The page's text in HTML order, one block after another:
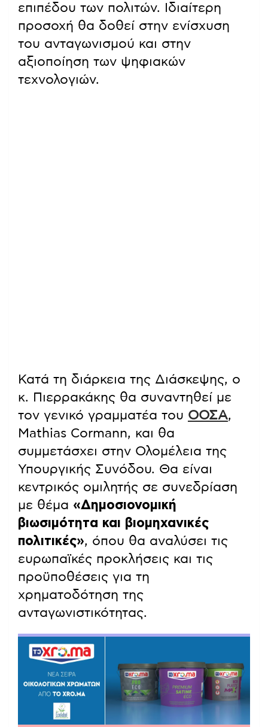
επιπέδου των πολιτών. Ιδιαίτερη
προσοχή θα δοθεί στην ενίσχυση
του ανταγωνισμού και στην
αξιοποίηση των ψηφιακών
τεχνολογιών.
Κατά τη διάρκεια της Διάσκεψης, ο
κ. Πιερρακάκης θα συναντηθεί με
τον γενικό γραμματέα του ΟΟΣΑ,
Mathias Cormann, και θα
συμμετάσχει στην Ολομέλεια της
Υπουργικής Συνόδου. Θα είναι
κεντρικός ομιλητής σε συνεδρίαση
με θέμα «Δημοσιονομική
βιωσιμότητα και βιομηχανικές
πολιτικές», όπου θα αναλύσει τις
ευρωπαϊκές προκλήσεις και τις
προϋποθέσεις για τη
χρηματοδότηση της
ανταγωνιστικότητας.